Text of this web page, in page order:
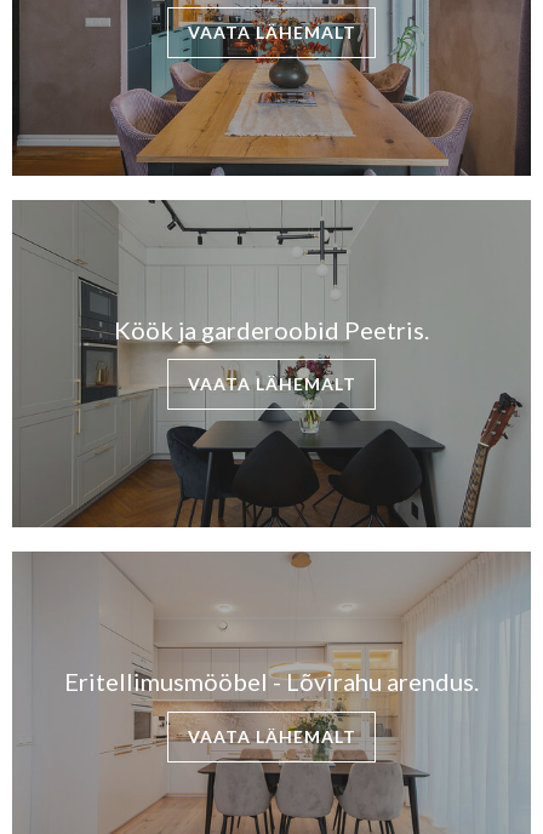
VAATA LÄHEMALT
Köök ja garderoobid Peetris.
VAATA LÄHEMALT
Eritellimusmööbel - Lõvirahu arendus.
VAATA LÄHEMALT